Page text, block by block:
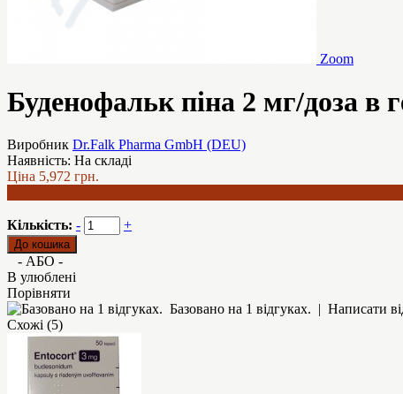
Zoom
Буденофальк піна 2 мг/доза в
Виробник Dr.Falk Pharma GmbH (DEU)
Наявність: На складі
Ціна 5,972 грн.
Кількість: - +
- АБО -
В улюблені
Порівняти
Базовано на 1 відгуках. | Написати
Схожі (5)